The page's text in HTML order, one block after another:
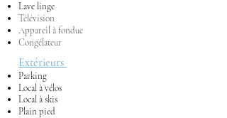
Lave linge
Télévision
Appareil à fondue
Congélateur
Extérieurs
Parking
Local à vélos
Local à skis
Plain pied